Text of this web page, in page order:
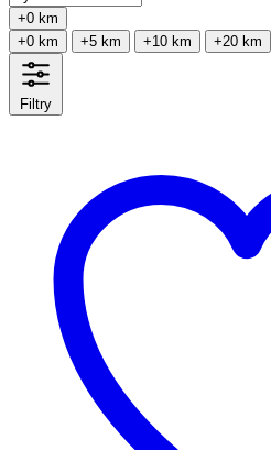
+0 km
+0 km
+5 km +10 km +20 km
Filtry